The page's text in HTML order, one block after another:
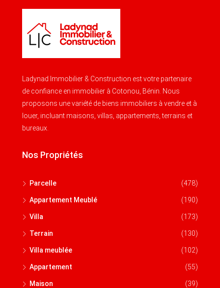
Ladynad Immobilier & Construction est votre partenaire
de confiance en immobilier à Cotonou, Bénin. Nous
proposons une variété de biens immobiliers à vendre et à
louer, incluant maisons, villas, appartements, terrains et
bureaux.
Nos Propriétés
Parcelle (478)
Appartement Meublé (190)
Villa (173)
Terrain (130)
Villa meublée (102)
Appartement (55)
Maison (39)